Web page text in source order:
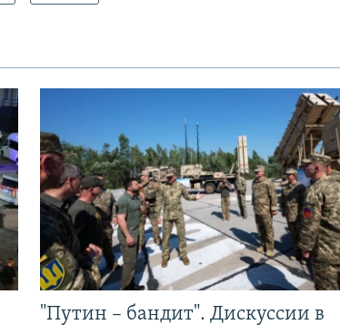
"Путин – бандит". Дискуссии в